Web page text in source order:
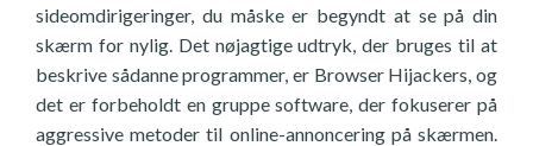
sideomdirigeringer, du måske er begyndt at se på din
skærm for nylig. Det nøjagtige udtryk, der bruges til at
beskrive sådanne programmer, er Browser Hijackers, og
det er forbeholdt en gruppe software, der fokuserer på
aggressive metoder til online-annoncering på skærmen.